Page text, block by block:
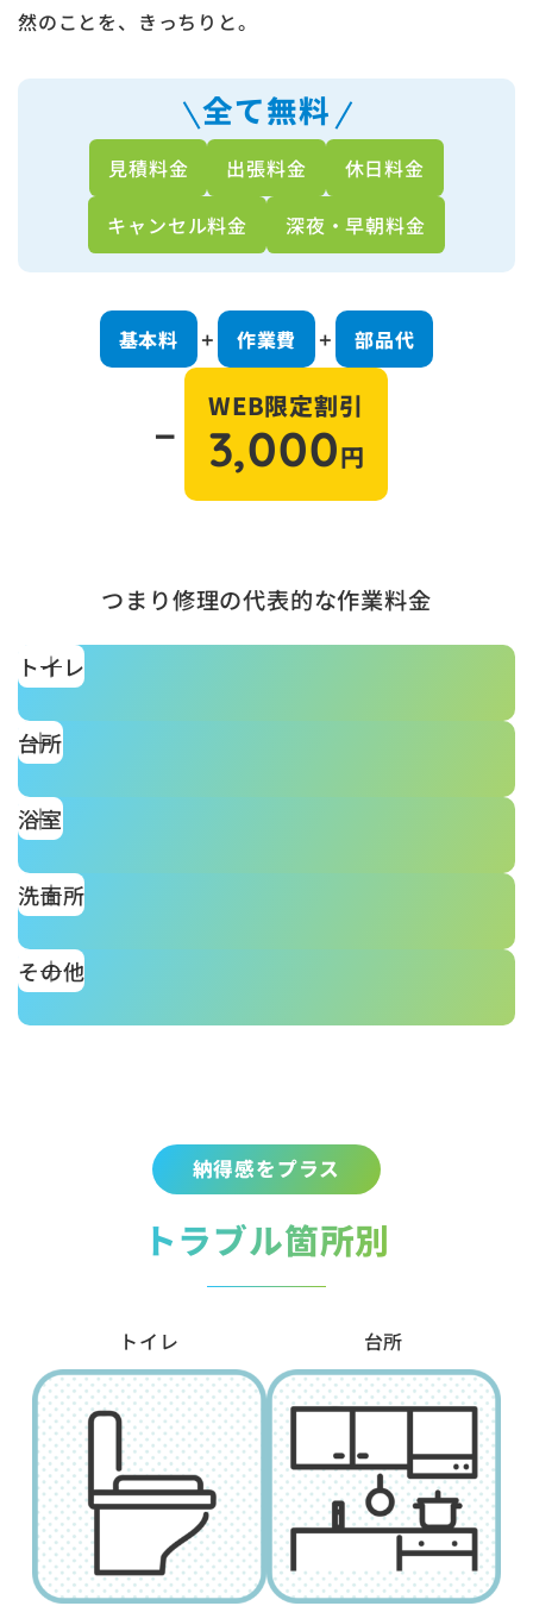
然のことを、きっちりと。
見積料金 出張料金
休日料金
キャンセル料金
深夜・早朝料金
全て無料
基本料 ＋ 作業費 ＋ 部品代
－
WEB限定割引
3,000円
つまり修理の代表的な作業料金
トイレ
台所
浴室
洗面所
その他
納得感をプラス
トラブル箇所別
トイレ 台所